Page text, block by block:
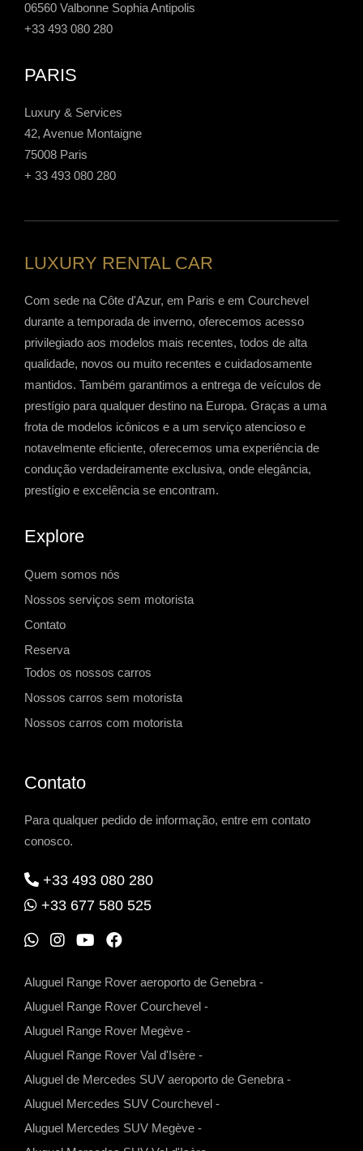
06560 Valbonne Sophia Antipolis
+33 493 080 280
PARIS
Luxury & Services
42, Avenue Montaigne
75008 Paris
+ 33 493 080 280
LUXURY RENTAL CAR
Com sede na Côte d'Azur, em Paris e em Courchevel
durante a temporada de inverno, oferecemos acesso
privilegiado aos modelos mais recentes, todos de alta
qualidade, novos ou muito recentes e cuidadosamente
mantidos. Também garantimos a entrega de veículos de
prestígio para qualquer destino na Europa. Graças a uma
frota de modelos icônicos e a um serviço atencioso e
notavelmente eficiente, oferecemos uma experiência de
condução verdadeiramente exclusiva, onde elegância,
prestígio e excelência se encontram.
Explore
Quem somos nós
Nossos serviços sem motorista
Contato
Reserva
Todos os nossos carros
Nossos carros sem motorista
Nossos carros com motorista
Contato
Para qualquer pedido de informação, entre em contato
conosco.
+33 493 080 280
+33 677 580 525
W
p
p
I
r
a
m
Y
u
b
e
F
o
k
Aluguel Range Rover aeroporto de Genebra-
Aluguel Range Rover Courchevel -
Aluguel Range Rover Megève -
Aluguel Range Rover Val d'Isère -
Aluguel de Mercedes SUV aeroporto de Genebra-
Aluguel Mercedes SUV Courchevel -
Aluguel Mercedes SUV Megève -